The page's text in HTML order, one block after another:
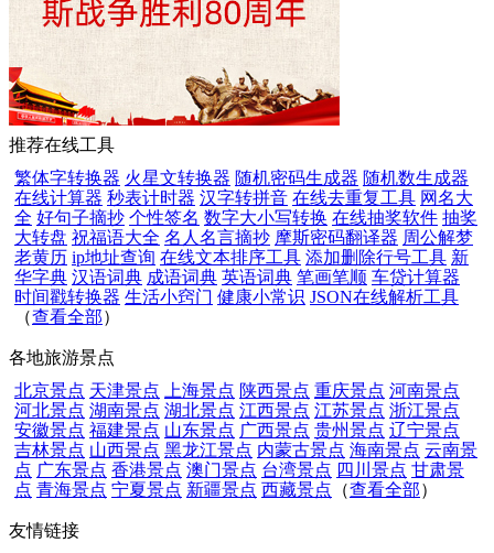
推荐在线工具
繁体字转换器 火星文转换器 随机密码生成器 随机数生成器
在线计算器 秒表计时器 汉字转拼音 在线去重复工具 网名大
全 好句子摘抄 个性签名 数字大小写转换 在线抽奖软件 抽奖
大转盘 祝福语大全 名人名言摘抄 摩斯密码翻译器 周公解梦
老黄历 ip地址查询 在线文本排序工具 添加删除行号工具 新
华字典 汉语词典 成语词典 英语词典 笔画笔顺 车贷计算器
时间戳转换器 生活小窍门 健康小常识 JSON在线解析工具
（查看全部）
各地旅游景点
北京景点 天津景点 上海景点 陕西景点 重庆景点 河南景点
河北景点 湖南景点 湖北景点 江西景点 江苏景点 浙江景点
安徽景点 福建景点 山东景点 广西景点 贵州景点 辽宁景点
吉林景点 山西景点 黑龙江景点 内蒙古景点 海南景点 云南景
点 广东景点 香港景点 澳门景点 台湾景点 四川景点 甘肃景
点 青海景点 宁夏景点 新疆景点 西藏景点 （查看全部）
友情链接